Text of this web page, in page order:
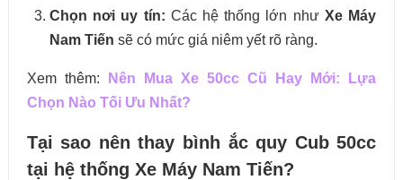
Chọn nơi uy tín: Các hệ thống lớn như Xe Máy
Nam Tiến sẽ có mức giá niêm yết rõ ràng.
Xem thêm:
Nên Mua Xe 50cc Cũ Hay Mới: Lựa
Chọn Nào Tối Ưu Nhất?
Tại sao nên thay bình ắc quy Cub 50cc
tại hệ thống Xe Máy Nam Tiến?